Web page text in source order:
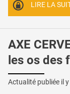
LIRE LA
AXE
les os des
Actualité publiée il y